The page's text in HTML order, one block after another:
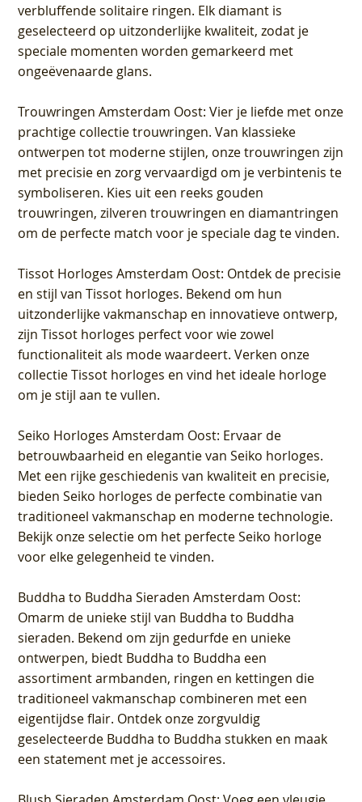
verbluffende solitaire ringen. Elk diamant is
geselecteerd op uitzonderlijke kwaliteit, zodat je
speciale momenten worden gemarkeerd met
ongeëvenaarde glans.
Trouwringen Amsterdam Oost: Vier je liefde met onze
prachtige collectie trouwringen. Van klassieke
ontwerpen tot moderne stijlen, onze trouwringen zijn
met precisie en zorg vervaardigd om je verbintenis te
symboliseren. Kies uit een reeks gouden
trouwringen, zilveren trouwringen en diamantringen
om de perfecte match voor je speciale dag te vinden.
Tissot Horloges Amsterdam Oost: Ontdek de precisie
en stijl van Tissot horloges. Bekend om hun
uitzonderlijke vakmanschap en innovatieve ontwerp,
zijn Tissot horloges perfect voor wie zowel
functionaliteit als mode waardeert. Verken onze
collectie Tissot horloges en vind het ideale horloge
om je stijl aan te vullen.
Seiko Horloges Amsterdam Oost: Ervaar de
betrouwbaarheid en elegantie van Seiko horloges.
Met een rijke geschiedenis van kwaliteit en precisie,
bieden Seiko horloges de perfecte combinatie van
traditioneel vakmanschap en moderne technologie.
Bekijk onze selectie om het perfecte Seiko horloge
voor elke gelegenheid te vinden.
Buddha to Buddha Sieraden Amsterdam Oost:
Omarm de unieke stijl van Buddha to Buddha
sieraden. Bekend om zijn gedurfde en unieke
ontwerpen, biedt Buddha to Buddha een
assortiment armbanden, ringen en kettingen die
traditioneel vakmanschap combineren met een
eigentijdse flair. Ontdek onze zorgvuldig
geselecteerde Buddha to Buddha stukken en maak
een statement met je accessoires.